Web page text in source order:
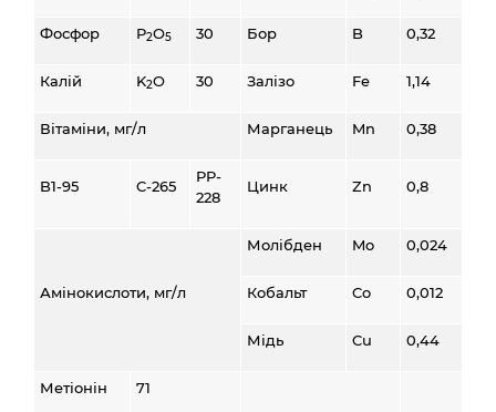
Фосфор P2O5 30 Бор B 0,32
Калій K2O 30 Залізо Fe 1,14
Вітаміни, мг/л Марганець Mn 0,38
B1-95 C-265
PP-
228
Цинк Zn 0,8
Амінокислоти, мг/л
Молібден Mo 0,024
Кобальт Co 0,012
Мідь Cu 0,44
Метіонін
71